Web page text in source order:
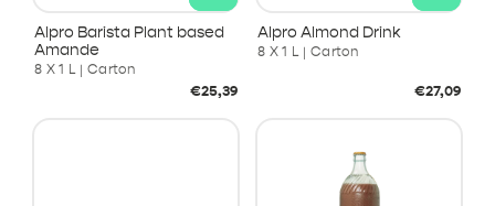
Alpro Barista Plant based
Amande
8 X 1 L | Carton
Prix
€25,39
Alpro Almond Drink
8 X 1 L | Carton
Prix
€27,09